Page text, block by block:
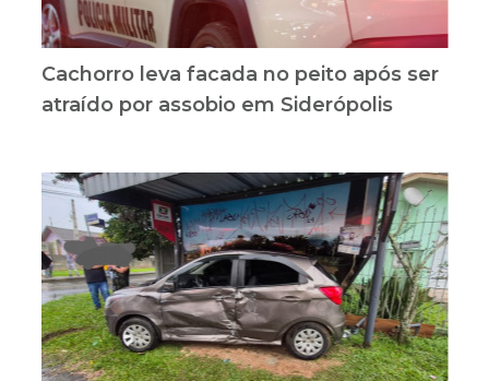
Cachorro leva facada no peito após ser
atraído por assobio em Siderópolis